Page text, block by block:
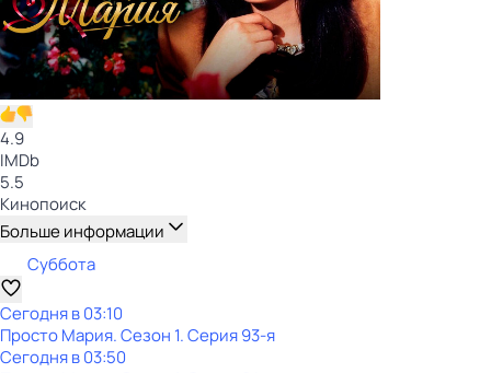
4.9
IMDb
5.5
Кинопоиск
Больше информации
Суббота
Сегодня в 03:10
Просто Мария. Сезон 1. Серия 93-я
Сегодня в 03:50